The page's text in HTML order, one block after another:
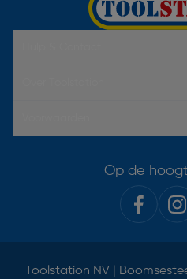
Op de
Toolstation NV |